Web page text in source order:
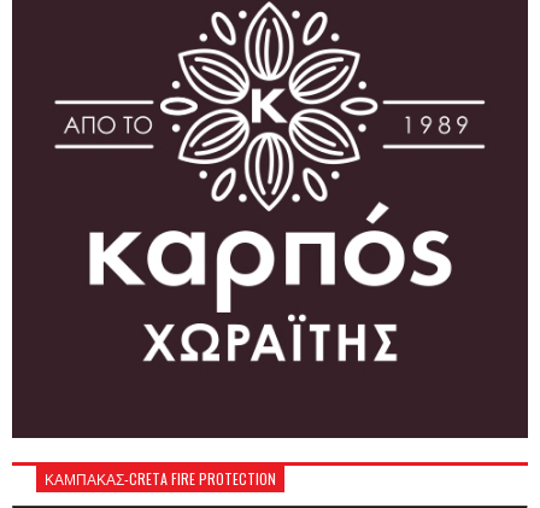
ΚΑΜΠΑΚΑΣ-CRETA FIRE PROTECTION